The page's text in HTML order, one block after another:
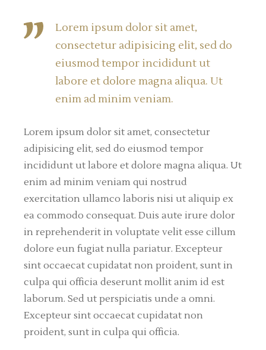
Lorem ipsum dolor sit amet,
consectetur adipisicing elit, sed do
eiusmod tempor incididunt ut
labore et dolore magna aliqua. Ut
enim ad minim veniam.
Lorem ipsum dolor sit amet, consectetur
adipisicing elit, sed do eiusmod tempor
incididunt ut labore et dolore magna aliqua. Ut
enim ad minim veniam qui nostrud
exercitation ullamco laboris nisi ut aliquip ex
ea commodo consequat. Duis aute irure dolor
in reprehenderit in voluptate velit esse cillum
dolore eun fugiat nulla pariatur. Excepteur
sint occaecat cupidatat non proident, sunt in
culpa qui officia deserunt mollit anim id est
laborum. Sed ut perspiciatis unde a omni.
Excepteur sint occaecat cupidatat non
proident, sunt in culpa qui officia.